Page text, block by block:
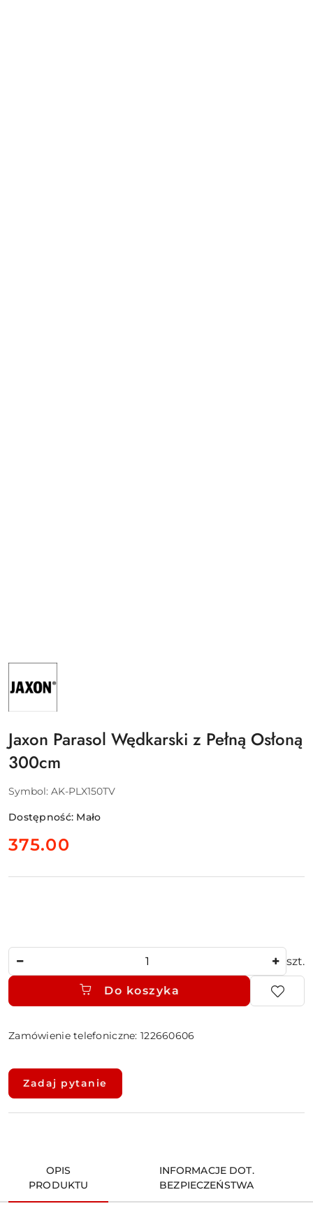
NAZWA
JAXON
SP.
O.O.
Jaxon Parasol Wędkarski z Pełną Osłoną
300cm
Symbol: AK-PLX150TV
Dostępność: Mało
cena:
375.00
szt.
Do koszyka
Zamówienie telefoniczne: 122660606
Dostępność
dostawa
Zadaj pytanie
OPIS
PRODUKTU
INFORMACJE DOT.
BEZPIECZEŃSTWA